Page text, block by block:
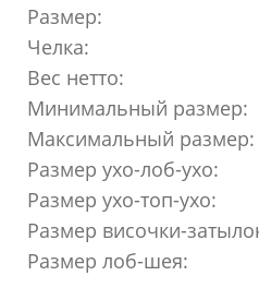
Размер:
Челка:
Вес нетто:
Минимальный размер:
Максимальный размер:
Размер ухо-лоб-ухо:
Размер ухо-топ-ухо:
Размер височки-
Размер лоб-шея: